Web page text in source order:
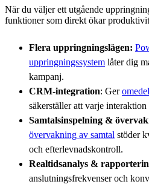
När du väljer ett utgående
funktioner som direkt ökar
Flera uppringningslägen:
uppringningssystem låter dig
kampanj.
CRM-integration: Ger
säkerställer att varje interaktion
Samtalsinspelning &
övervakning av samtal stöder
och efterlevnadskontroll.
Realtidsanalys &
anslutningsfrekvenser och